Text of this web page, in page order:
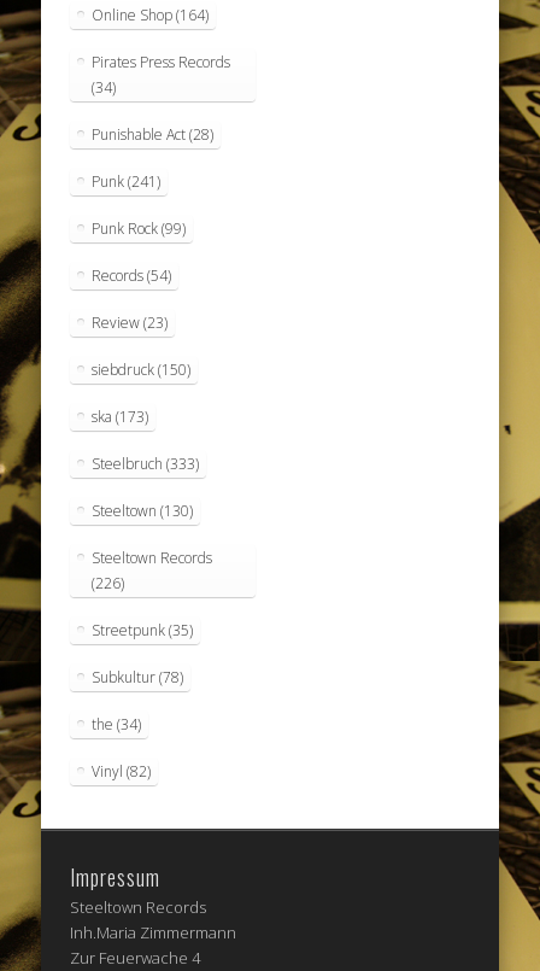
Online Shop(164)
Pirates Press Records
(34)
Punishable Act(28)
Punk(241)
Punk Rock(99)
Records(54)
Review(23)
siebdruck(150)
ska (173)
Steelbruch (333)
Steeltown (130)
Steeltown Records
(226)
Streetpunk(35)
Subkultur(78)
the (34)
Vinyl (82)
Impressum
Steeltown Records
Inh.Maria Zimmermann
Zur Feuerwache 4